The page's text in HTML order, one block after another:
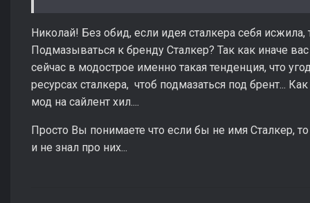
Николай! Без обид, если идея сталкера себя исжила,
Подмазываться к бренду Сталкер? Так как иначе
сейчас в модострое именно такая тенденция, что
ресурсах сталкера, чтоб подмазаться под брент...
мод на сайлент хил....
Просто Вы понимаете что если бы не имя Сталкер,
и не знал про них...